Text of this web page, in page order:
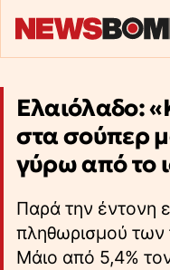
Ελαιόλαδο:
στα σούπερ
γύρω από το
Παρά την έντονη
πληθωρισμού των
Μάιο από 5,4%